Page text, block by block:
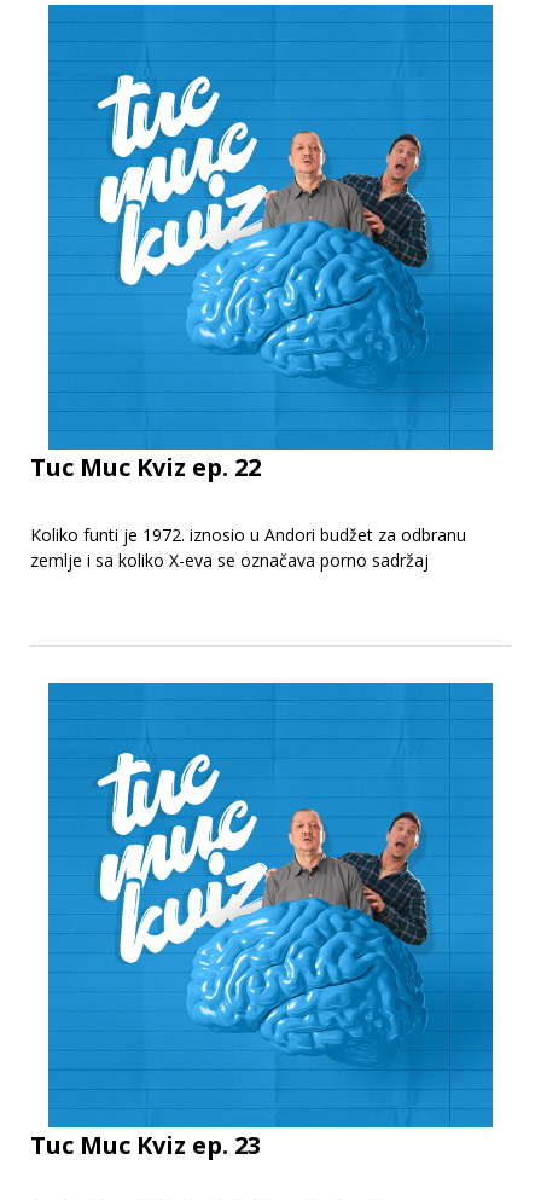
Tuc Muc Kviz ep. 22
Koliko funti je 1972. iznosio u Andori budžet za odbranu
zemlje i sa koliko X-eva se označava porno sadržaj
Tuc Muc Kviz ep. 23